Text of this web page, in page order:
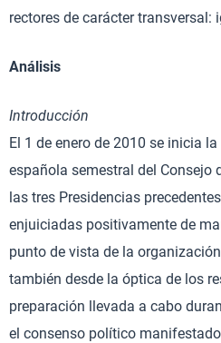
rectores de carácter transversal:
Análisis
Introducción
El 1 de enero de 2010 se inicia
española semestral del Consejo
las tres Presidencias
enjuiciadas positivamente de
punto de vista de la
también desde la óptica de los
preparación llevada a cabo
el consenso político